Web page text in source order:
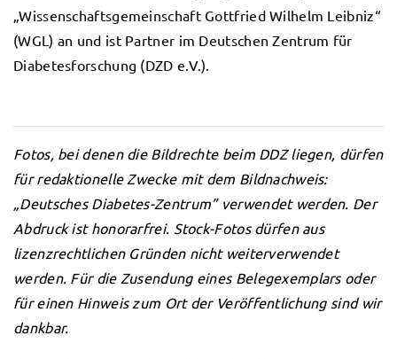
„Wissenschaftsgemeinschaft Gottfried Wilhelm Leibniz“
(WGL) an und ist Partner im Deutschen Zentrum für
Diabetesforschung (DZD e.V.).
Fotos, bei denen die Bildrechte beim DDZ liegen, dürfen
für redaktionelle Zwecke mit dem Bildnachweis:
„Deutsches Diabetes-Zentrum” verwendet werden. Der
Abdruck ist honorarfrei. Stock-Fotos dürfen aus
lizenzrechtlichen Gründen nicht weiterverwendet
werden. Für die Zusendung eines Belegexemplars oder
für einen Hinweis zum Ort der Veröffentlichung sind wir
dankbar.